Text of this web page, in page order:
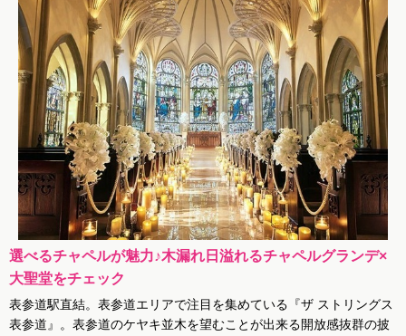
選べるチャペルが魅力♪木漏れ日溢れるチャペルグランデ×
大聖堂をチェック
表参道駅直結。表参道エリアで注目を集めている『ザ ストリングス
表参道』。表参道のケヤキ並木を望むことが出来る開放感抜群の披